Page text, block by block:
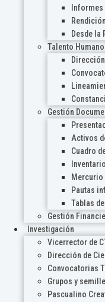
Desde la
Talento Humano
Gestión
Activos
Cuadro
Mercurio
Pautas
Tablas
Gestión
Investigación
Vicerrector de
Dirección de
Convocatorias
Grupos y
Pascualino